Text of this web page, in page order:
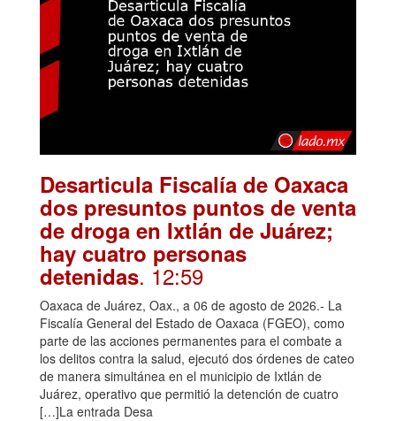
Desarticula Fiscalía de Oaxaca
dos presuntos puntos de venta
de droga en Ixtlán de Juárez;
hay cuatro personas
detenidas. 12:59
Oaxaca de Juárez, Oax., a 06 de agosto de 2026.- La
Fiscalía General del Estado de Oaxaca (FGEO), como
parte de las acciones permanentes para el combate a
los delitos contra la salud, ejecutó dos órdenes de cateo
de manera simultánea en el municipio de Ixtlán de
Juárez, operativo que permitió la detención de cuatro
[…]La entrada Desa